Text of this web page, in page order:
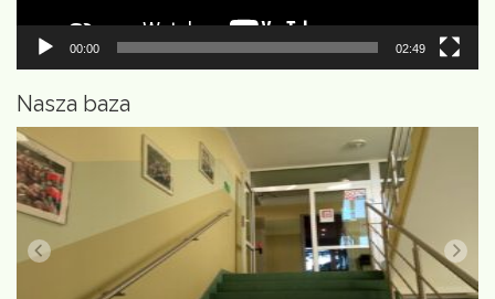
00:00 02:49
Nasza baza